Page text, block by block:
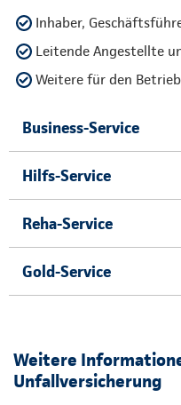
Inhaber,
Leitende Angestellte
Weitere für den
Business-Service
Hilfs-Service
Reha-Service
Gold-Service
Weitere
Unfallversicherung